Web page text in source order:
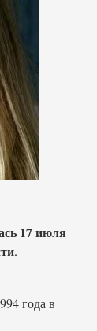
17 июля
года в